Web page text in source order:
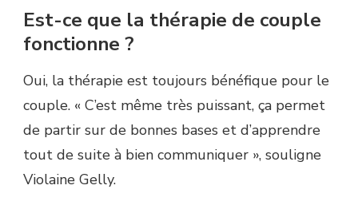
Est-ce que la thérapie de couple
fonctionne ?
Oui, la thérapie est toujours bénéfique pour le
couple. « C’est même très puissant, ça permet
de partir sur de bonnes bases et d’apprendre
tout de suite à bien communiquer », souligne
Violaine Gelly.